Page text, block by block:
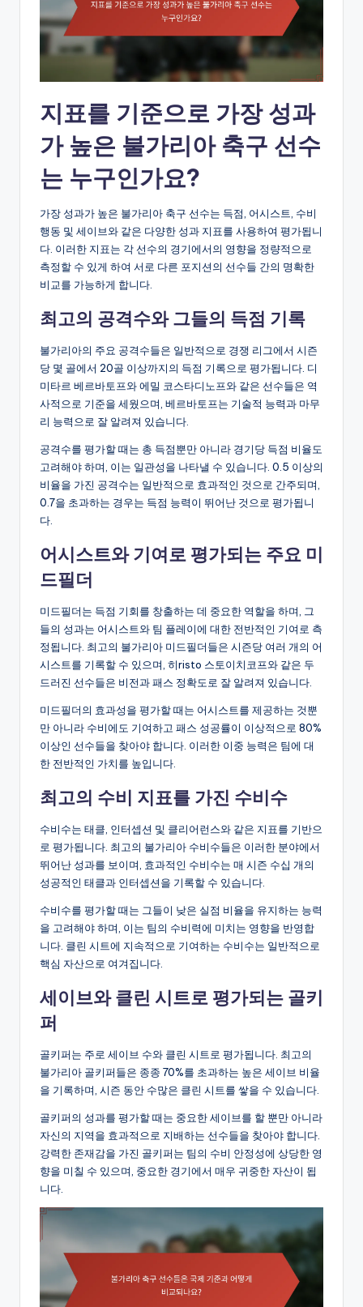
지표를 기준으로 가장 성과
가 높은 불가리아 축구 선수
는 누구인가요?
가장 성과가 높은 불가리아 축구 선수는 득점, 어시스트, 수비
행동 및 세이브와 같은 다양한 성과 지표를 사용하여 평가됩니
다. 이러한 지표는 각 선수의 경기에서의 영향을 정량적으로
측정할 수 있게 하여 서로 다른 포지션의 선수들 간의 명확한
비교를 가능하게 합니다.
최고의 공격수와 그들의 득점 기록
불가리아의 주요 공격수들은 일반적으로 경쟁 리그에서 시즌
당 몇 골에서 20골 이상까지의 득점 기록으로 평가됩니다. 디
미타르 베르바토프와 에밀 코스타디노프와 같은 선수들은 역
사적으로 기준을 세웠으며, 베르바토프는 기술적 능력과 마무
리 능력으로 잘 알려져 있습니다.
공격수를 평가할 때는 총 득점뿐만 아니라 경기당 득점 비율도
고려해야 하며, 이는 일관성을 나타낼 수 있습니다. 0.5 이상의
비율을 가진 공격수는 일반적으로 효과적인 것으로 간주되며,
0.7을 초과하는 경우는 득점 능력이 뛰어난 것으로 평가됩니
다.
어시스트와 기여로 평가되는 주요 미
드필더
미드필더는 득점 기회를 창출하는 데 중요한 역할을 하며, 그
들의 성과는 어시스트와 팀 플레이에 대한 전반적인 기여로 측
정됩니다. 최고의 불가리아 미드필더들은 시즌당 여러 개의 어
시스트를 기록할 수 있으며, 히risto 스토이치코프와 같은 두
드러진 선수들은 비전과 패스 정확도로 잘 알려져 있습니다.
미드필더의 효과성을 평가할 때는 어시스트를 제공하는 것뿐
만 아니라 수비에도 기여하고 패스 성공률이 이상적으로 80%
이상인 선수들을 찾아야 합니다. 이러한 이중 능력은 팀에 대
한 전반적인 가치를 높입니다.
최고의 수비 지표를 가진 수비수
수비수는 태클, 인터셉션 및 클리어런스와 같은 지표를 기반으
로 평가됩니다. 최고의 불가리아 수비수들은 이러한 분야에서
뛰어난 성과를 보이며, 효과적인 수비수는 매 시즌 수십 개의
성공적인 태클과 인터셉션을 기록할 수 있습니다.
수비수를 평가할 때는 그들이 낮은 실점 비율을 유지하는 능력
을 고려해야 하며, 이는 팀의 수비력에 미치는 영향을 반영합
니다. 클린 시트에 지속적으로 기여하는 수비수는 일반적으로
핵심 자산으로 여겨집니다.
세이브와 클린 시트로 평가되는 골키
퍼
골키퍼는 주로 세이브 수와 클린 시트로 평가됩니다. 최고의
불가리아 골키퍼들은 종종 70%를 초과하는 높은 세이브 비율
을 기록하며, 시즌 동안 수많은 클린 시트를 쌓을 수 있습니다.
골키퍼의 성과를 평가할 때는 중요한 세이브를 할 뿐만 아니라
자신의 지역을 효과적으로 지배하는 선수들을 찾아야 합니다.
강력한 존재감을 가진 골키퍼는 팀의 수비 안정성에 상당한 영
향을 미칠 수 있으며, 중요한 경기에서 매우 귀중한 자산이 됩
니다.